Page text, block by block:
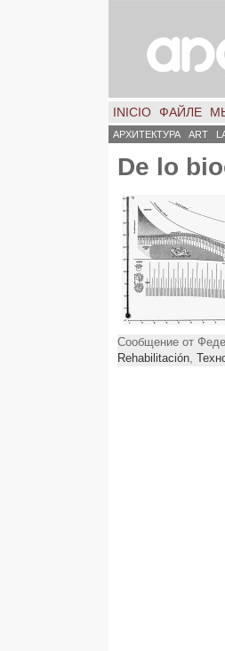
INICIO ФАЙЛЕ
АРХИТЕКТУРА ART
De lo
Сообщение от
Rehabilitación